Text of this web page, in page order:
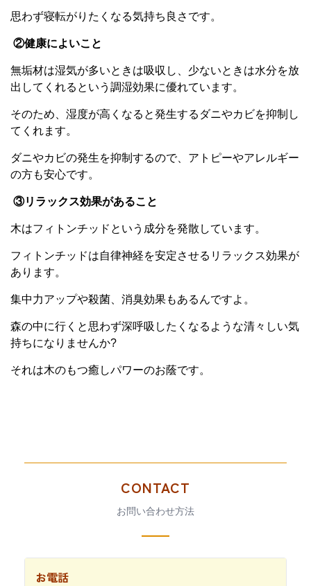
思わず寝転がりたくなる気持ち良さです。
②健康によいこと
無垢材は湿気が多いときは吸収し、少ないときは水分を放
出してくれるという調湿効果に優れています。
そのため、湿度が高くなると発生するダニやカビを抑制し
てくれます。
ダニやカビの発生を抑制するので、アトピーやアレルギー
の方も安心です。
③リラックス効果があること
木はフィトンチッドという成分を発散しています。
フィトンチッドは自律神経を安定させるリラックス効果が
あります。
集中力アップや殺菌、消臭効果もあるんですよ。
森の中に行くと思わず深呼吸したくなるような清々しい気
持ちになりませんか?
それは木のもつ癒しパワーのお蔭です。
CONTACT
お問い合わせ方法
お電話